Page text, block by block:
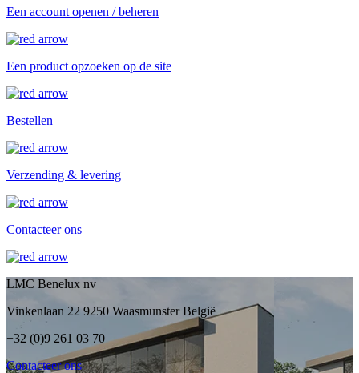
Een account openen / beheren
Een product opzoeken op de site
Bestellen
Verzending & levering
Contacteer ons
LMC Benelux nv
Vinkenlaan 22 9250 Waasmunster België
+32 (0)9 261 03 70
Contacteer ons